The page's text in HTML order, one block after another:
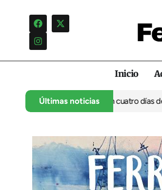
Inicio
Últimas noticias
35º aniversario con cuatro días de hípica,